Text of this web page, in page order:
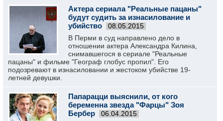
Актера сериала "Реальные пацаны"
будут судить за изнасилование и
убийство
08.05.2015
В Перми в суд направлено дело в
отношении актера Александра Килина,
снимавшегося в сериале "Реальные
пацаны" и фильме "Географ глобус пропил". Его
подозревают в изнасиловании и жестоком убийстве 19-
летней девушки.
Папарацци выяснили, от кого
беременна звезда "Фарцы" Зоя
Бербер
06.04.2015